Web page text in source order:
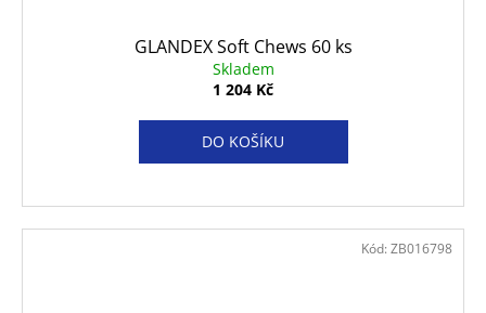
GLANDEX Soft Chews 60 ks
Skladem
1 204 Kč
DO KOŠÍKU
Kód: ZB016798